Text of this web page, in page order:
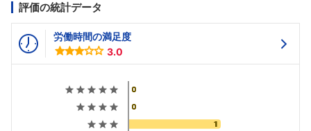
評価の統計データ
労働時間の満足度
3.0